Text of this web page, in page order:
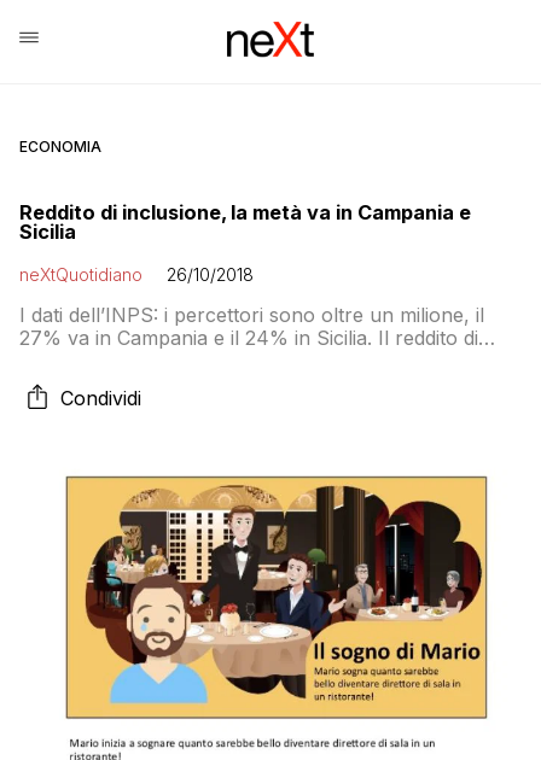
ECONOMIA
Reddito di inclusione, la metà va in Campania e
Sicilia
neXtQuotidiano 26/10/2018
I dati dell’INPS: i percettori sono oltre un milione, il
27% va in Campania e il 24% in Sicilia. Il reddito di
territoriale
Condividi